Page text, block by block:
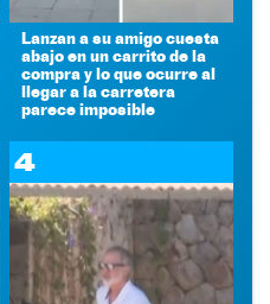
Lanzan a su amigo cuesta
abajo en un carrito de la
compra y lo que ocurre al
llegar a la carretera
parece imposible
4